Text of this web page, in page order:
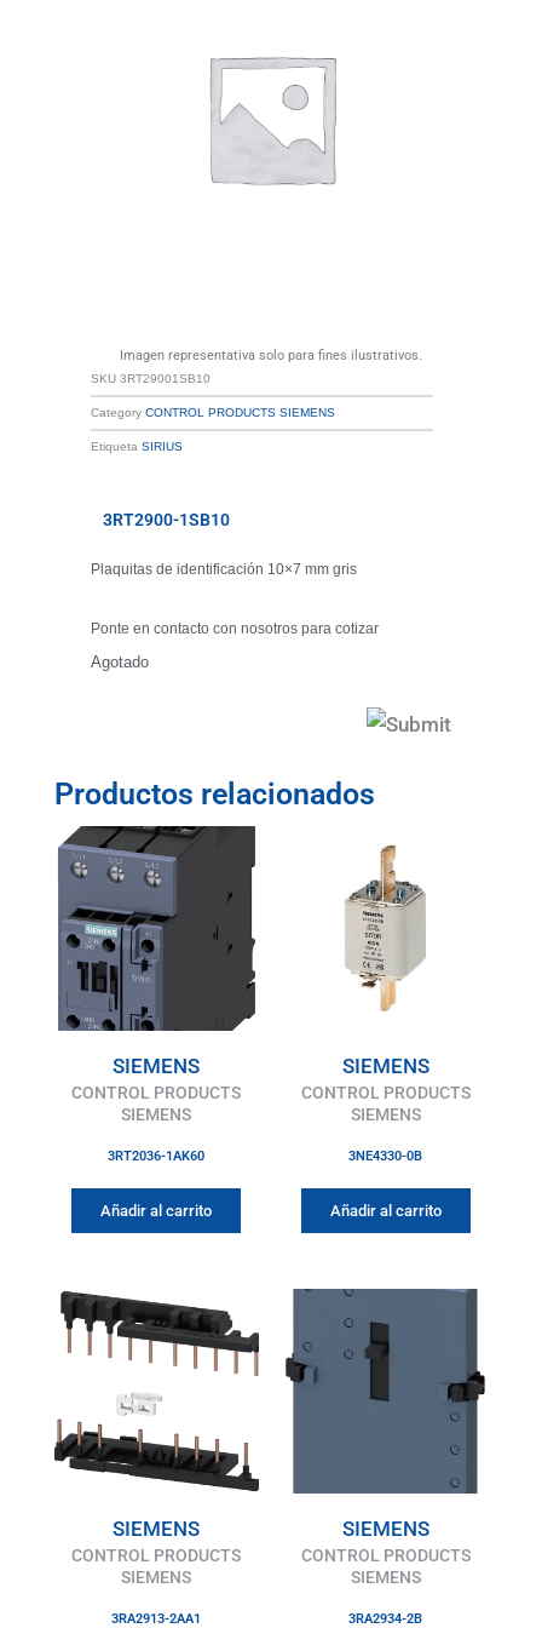
Imagen representativa solo para fines ilustrativos.
SKU 3RT29001SB10
Category CONTROL PRODUCTS SIEMENS
Etiqueta SIRIUS
3RT2900-1SB10
Plaquitas de identificación 10×7 mm gris
Ponte en contacto con nosotros para cotizar
Agotado
Productos relacionados
SIEMENS
CONTROL PRODUCTS
SIEMENS
3RT2036-1AK60
Añadir al carrito
SIEMENS
CONTROL PRODUCTS
SIEMENS
3NE4330-0B
Añadir al carrito
SIEMENS
CONTROL PRODUCTS
SIEMENS
3RA2913-2AA1
SIEMENS
CONTROL PRODUCTS
SIEMENS
3RA2934-2B